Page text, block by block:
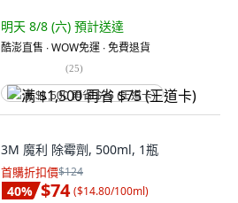
明天 8/8 (六) 預計送達
酷澎直售 ∙ WOW免運 ∙ 免費退貨
(25)
满 $1,500 再省 $75 (王道卡)
3M 魔利 除霉劑, 500ml, 1瓶
首購折扣價$124
40% $74 ($14.80/100ml)